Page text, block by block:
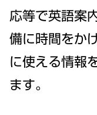
応等で英語案
備に時間をか
に使える情報
ます。